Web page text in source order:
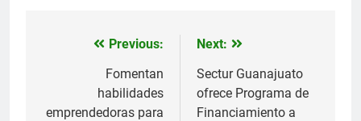
Navegación
entradas
Previous:
Fomentan
habilidades
emprendedoras para
Next:
Sectur Guanajuato
ofrece Programa de
Financiamiento a